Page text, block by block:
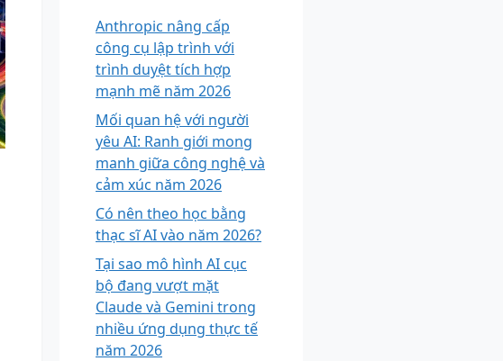
Anthropic nâng cấp
công cụ lập trình với
trình duyệt tích hợp
mạnh mẽ năm 2026
Mối quan hệ với người
yêu AI: Ranh giới mong
manh giữa công nghệ và
cảm xúc năm 2026
Có nên theo học bằng
thạc sĩ AI vào năm 2026?
Tại sao mô hình AI cục
bộ đang vượt mặt
Claude và Gemini trong
nhiều ứng dụng thực tế
năm 2026